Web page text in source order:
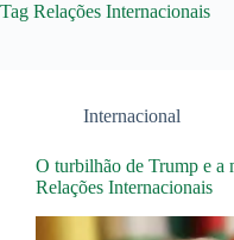
Tag Relações Internacionais
Internacional
O turbilhão de Trump e a
Relações Internacionais